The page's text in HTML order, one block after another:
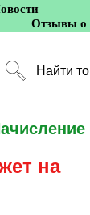
Отзывы о
Найти
на